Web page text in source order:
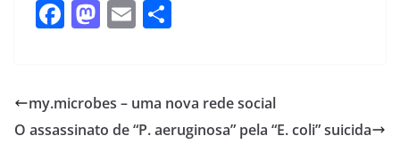
F
e
b
M
o
d
E
l e
my.microbes – uma nova rede social
O assassinato de “P. aeruginosa” pela “E. coli” suicida